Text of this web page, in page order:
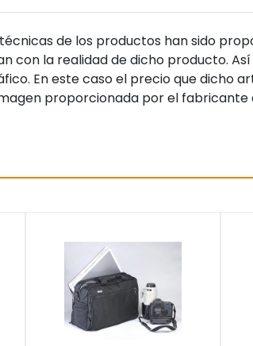
de los productos han sido
con la realidad de dicho producto.
En este caso el precio que
proporcionada por el